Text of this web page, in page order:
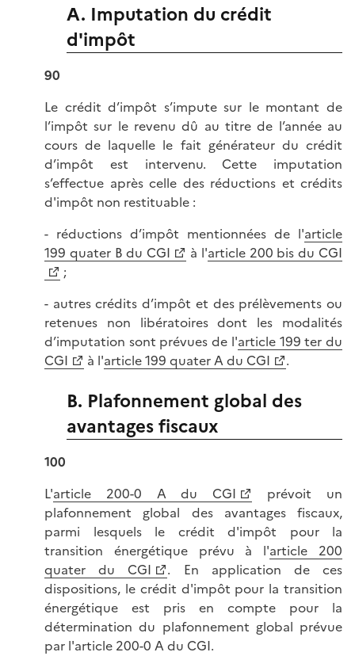
A. Imputation du crédit
d'impôt
90
Le crédit d’impôt s’impute sur le montant de
l’impôt sur le revenu dû au titre de l’année au
cours de laquelle le fait générateur du crédit
d’impôt est intervenu. Cette imputation
s’effectue après celle des réductions et crédits
d'impôt non restituable :
- réductions d’impôt mentionnées de l'article
199 quater B du CGI
à l'article 200 bis du CGI
;
- autres crédits d’impôt et des prélèvements ou
retenues non libératoires dont les modalités
d’imputation sont prévues de l'article 199 ter du
CGI
à l'article 199 quater A du CGI .
B. Plafonnement global des
avantages fiscaux
100
L'article 200-0 A du CGI
prévoit un
plafonnement global des avantages fiscaux,
parmi lesquels le crédit d'impôt pour la
transition énergétique prévu à l'article 200
quater du CGI
. En application de ces
dispositions, le crédit d'impôt pour la transition
énergétique est pris en compte pour la
détermination du plafonnement global prévue
par l'article 200-0 A du CGI.